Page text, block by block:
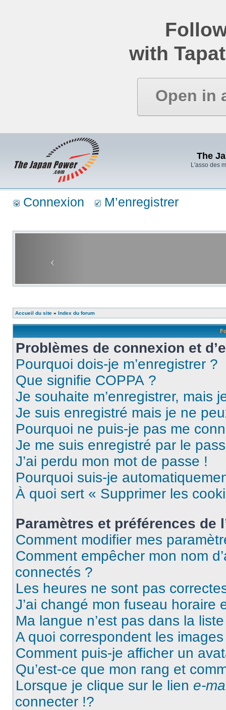
with
Open in
The
L'asso des
Connexion M’enregistrer
Accueil du site » Index du forum
Problèmes de connexion et
Pourquoi dois-je m’enregistrer ?
Que signifie COPPA ?
Je souhaite m’enregistrer, mais
Je suis enregistré mais je ne
Pourquoi ne puis-je pas me
Je me suis enregistré par le
J’ai perdu mon mot de passe !
Pourquoi suis-je
À quoi sert « Supprimer les
Paramètres et préférences de
Comment modifier mes
Comment empêcher mon nom
connectés ?
Les heures ne sont pas
J’ai changé mon fuseau horaire
Ma langue n’est pas dans la
A quoi correspondent les
Comment puis-je afficher un
Qu’est-ce que mon rang et
Lorsque je clique sur le lien e-
connecter !?